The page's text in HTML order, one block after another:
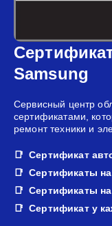
Samsung
Сервисный центр
сертификатами,
ремонт техники и
Сертификат
Сертификаты
Сертификаты
Сертификат у